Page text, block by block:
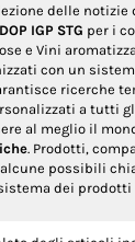
delle notizie
IGP STG per i
e Vini
con un
ricerche
a tutti
al meglio il
. Prodotti,
possibili
dei prodotti